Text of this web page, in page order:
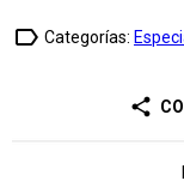
label_outline Categorías:
share